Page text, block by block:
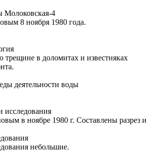
Молоковская-4
8 ноября 1980 года.
трещине в доломитах и известняках
деятельности воды
исследования
в ноябре 1980 г. Составлены разрез и
небольшие.